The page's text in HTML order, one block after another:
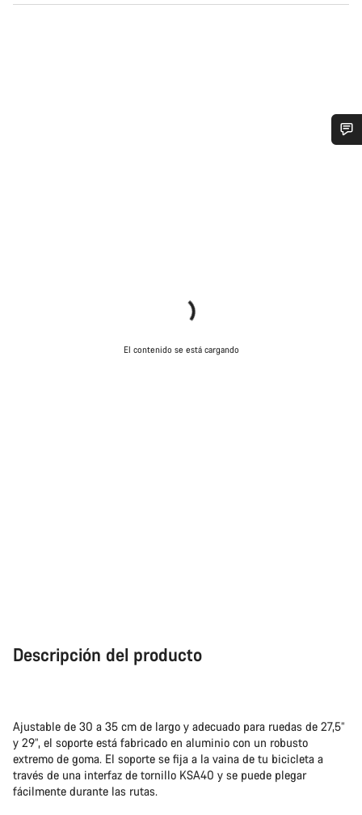
El contenido se está cargando
Descripción del producto
Ajustable de 30 a 35 cm de largo y adecuado para ruedas de 27,5”
y 29”, el soporte está fabricado en aluminio con un robusto
extremo de goma. El soporte se fija a la vaina de tu bicicleta a
través de una interfaz de tornillo KSA40 y se puede plegar
fácilmente durante las rutas.
Cerrar